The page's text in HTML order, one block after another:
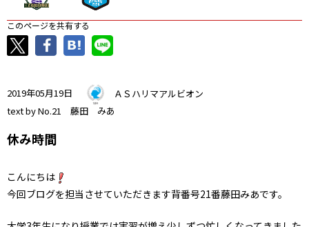
このページを共有する
2019年05月19日
ＡＳハリマアルビオン
text by No.21 藤田 みあ
休み時間
こんにちは
今回ブログを担当させていただきます背番号21番藤田みあです。